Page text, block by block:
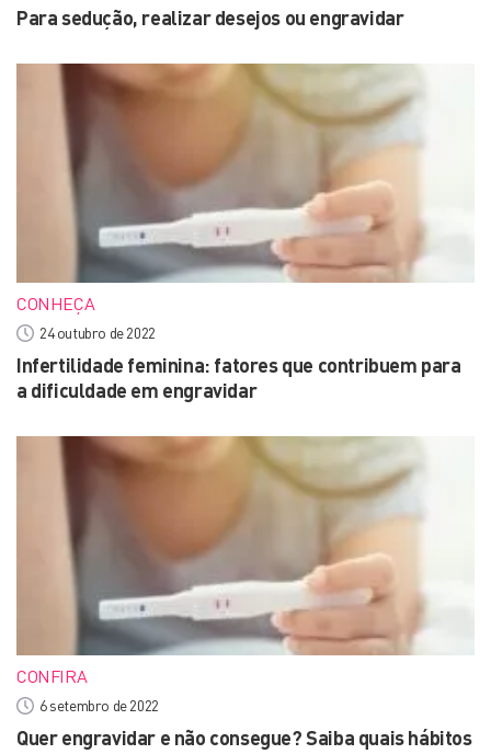
Para sedução, realizar desejos ou engravidar
CONHEÇA
24 outubro de 2022
Infertilidade feminina: fatores que contribuem para
a dificuldade em engravidar
CONFIRA
6 setembro de 2022
Quer engravidar e não consegue? Saiba quais hábitos